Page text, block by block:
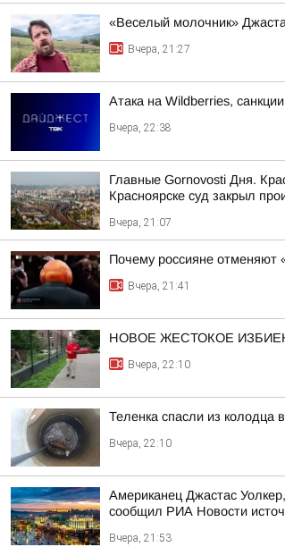
«Веселый молочник»
Вчера, 21:27
Атака на Wildberries,
Вчера, 22:38
Главные Gornovosti Дня.
Красноярске суд закрыл
Вчера, 21:07
Почему россияне отменяют
Вчера, 21:41
НОВОЕ ЖЕСТОКОЕ
Вчера, 22:10
Теленка спасли из колодца
Вчера, 22:10
Американец Джастас
сообщил РИА Новости
Вчера, 21:53